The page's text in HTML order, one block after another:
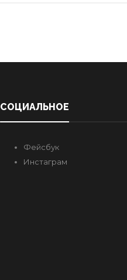
СОЦИАЛЬНОЕ
Фейсбук
Инстаграм